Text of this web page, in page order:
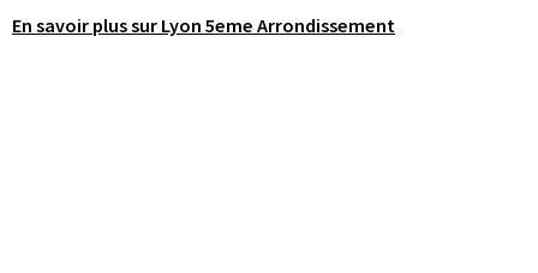
En savoir plus sur Lyon 5eme Arrondissement